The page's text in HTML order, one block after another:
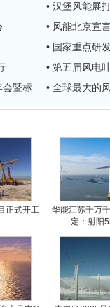
• 汉堡风能展
• 风能北京宣
• 国家重点研
• 第五届风电
会暨标
• 全球最大的
正式开工
华能江苏千万
定：射阳